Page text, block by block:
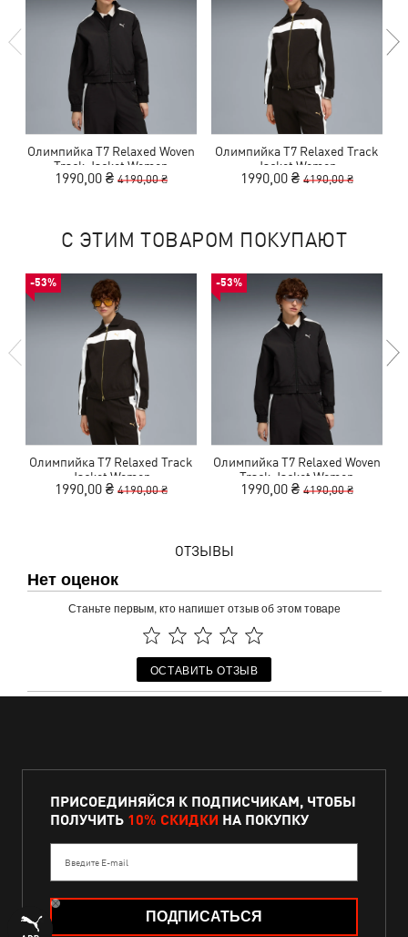
Олимпийка T7 Relaxed Woven
Track Jacket Women
1990,00 ₴ 4190,00 ₴
Олимпийка T7 Relaxed Track
Jacket Women
1990,00 ₴ 4190,00 ₴
С ЭТИМ ТОВАРОМ ПОКУПАЮТ
-53%
Олимпийка T7 Relaxed Track
Jacket Women
1990,00 ₴ 4190,00 ₴
-53%
Олимпийка T7 Relaxed Woven
Track Jacket Women
1990,00 ₴ 4190,00 ₴
ОТЗЫВЫ
Нет оценок
Станьте первым, кто напишет отзыв об этом товаре
ОСТАВИТЬ ОТЗЫВ
ПРИСОЕДИНЯЙСЯ К ПОДПИСЧИКАМ, ЧТОБЫ
ПОЛУЧИТЬ 10% СКИДКИ НА ПОКУПКУ
Введите E-mail
ПОДПИСАТЬСЯ